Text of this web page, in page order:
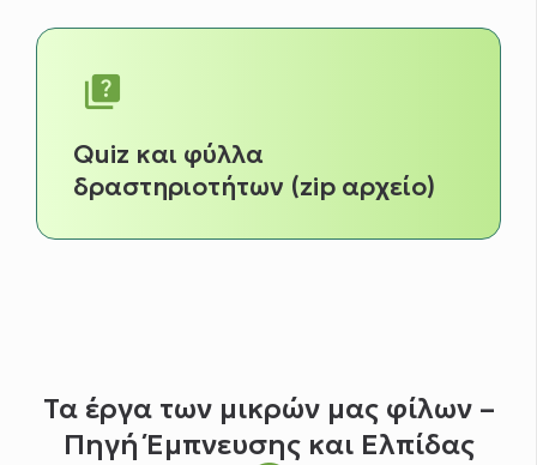
quiz
Quiz και φύλλα
δραστηριοτήτων (zip αρχείο)
Τα έργα των μικρών μας φίλων –
Πηγή Έμπνευσης και Ελπίδας